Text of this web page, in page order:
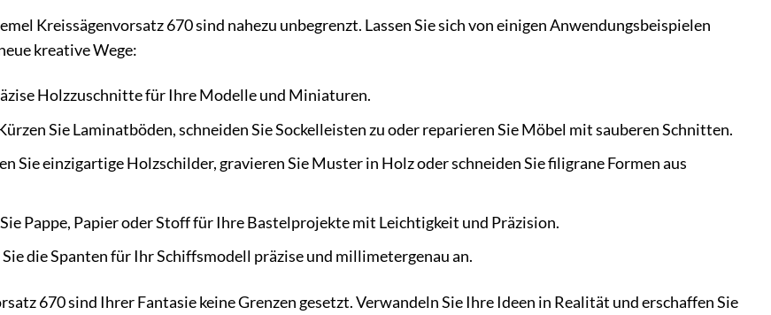
Kreissägenvorsatz 670 sind nahezu unbegrenzt. Lassen Sie sich von einigen Anwendungsbeispielen
kreative Wege:
Holzzuschnitte für Ihre Modelle und Miniaturen.
Sie Laminatböden, schneiden Sie Sockelleisten zu oder reparieren Sie Möbel mit sauberen Schnitten.
Sie einzigartige Holzschilder, gravieren Sie Muster in Holz oder schneiden Sie filigrane Formen aus
Pappe, Papier oder Stoff für Ihre Bastelprojekte mit Leichtigkeit und Präzision.
die Spanten für Ihr Schiffsmodell präzise und millimetergenau an.
670 sind Ihrer Fantasie keine Grenzen gesetzt. Verwandeln Sie Ihre Ideen in Realität und erschaffen Sie